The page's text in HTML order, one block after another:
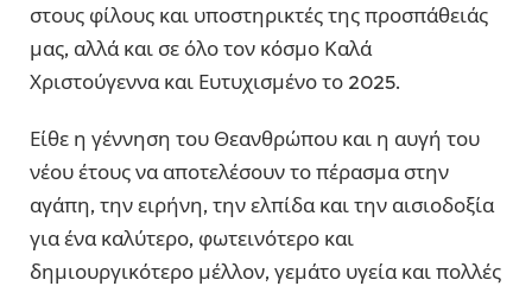
στους φίλους και υποστηρικτές της προσπάθειάς
μας, αλλά και σε όλο τον κόσμο Καλά
Χριστούγεννα και Ευτυχισμένο το 2025.
Είθε η γέννηση του Θεανθρώπου και η αυγή του
νέου έτους να αποτελέσουν το πέρασμα στην
αγάπη, την ειρήνη, την ελπίδα και την αισιοδοξία
για ένα καλύτερο, φωτεινότερο και
δημιουργικότερο μέλλον, γεμάτο υγεία και πολλές